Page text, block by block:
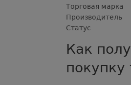
Торговая марка
Производитель
Статус
Как
покупку